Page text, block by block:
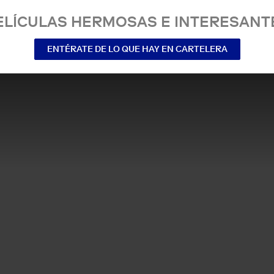
HERMOSAS E
ENTÉRATE DE LO QUE HAY EN CARTELERA